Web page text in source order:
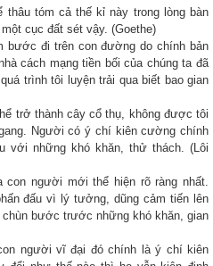
tóm cả thế kỉ này trong lòng bàn
cục đất sét vậy. (Goethe)
bước đi trên con đường do chính bản
cách mạng tiền bối của chúng ta đã
trình tôi luyện trải qua biết bao gian
trở thành cây cổ thụ, không được tôi
Người có ý chí kiên cường chính
với những khó khăn, thử thách. (Lôi
người mới thể hiện rõ ràng nhất.
đấu vì lý tưởng, dũng cảm tiến lên
bước trước những khó khăn, gian
người vĩ đại đó chính là ý chí kiên